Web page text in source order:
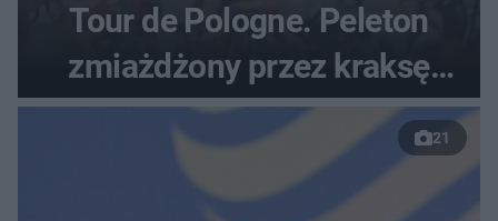
Tour de Pologne. Peleton
zmiażdżony przez kraksę
przed Karpaczem
21